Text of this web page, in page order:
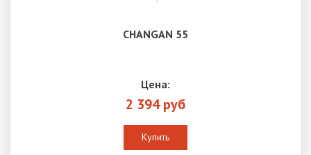
CHANGAN 55
Цена:
2 394 руб
Купить